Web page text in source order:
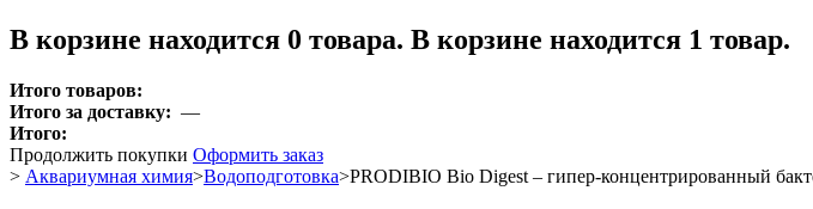
В корзине находится 0 товара. В корзине находится 1 товар.
Итого товаров:
Итого за доставку: —
Итого:
Продолжить покупки Оформить заказ
> Аквариумная химия>Водоподготовка>PRODIBIO Bio Digest – гипер-концентрированный